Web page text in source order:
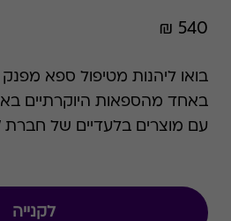
540 ₪
באחד מהספאות היוקרתיים
בכל ימי הפעילות בתיאום מראש
לקנייה